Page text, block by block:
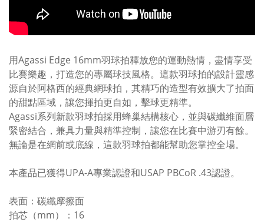
用Agassi Edge 16mm羽球拍釋放您的運動熱情，盡情享受
比賽樂趣，打造您的專屬球技風格。這款羽球拍的設計靈感
源自於阿格西的經典網球拍，其精巧的造型有效擴大了拍面
的甜點區域，讓您揮拍更自如，擊球更精準。
Agassi系列新款羽球拍採用蜂巢結構核心，並與碳纖維面層
緊密結合，兼具力量與精準控制，讓您在比賽中游刃有餘。
無論是在網前或底線，這款羽球拍都能幫助您掌控全場。
本產品已獲得UPA-A專業認證和USAP PBCoR .43認證。
表面：碳纖摩擦面
拍芯（mm）：16